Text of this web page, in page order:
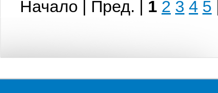
Начало | Пред. | 1 2 3 4 5